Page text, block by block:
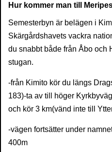
Hur kommer man till
Semesterbyn är belägen i
Skärgårdshavets vackra
du snabbt både från Åbo och
stugan.
-från Kimito kör du längs
183)-ta av till höger
och kör 3 km(vänd inte till
-vägen fortsätter under
400m